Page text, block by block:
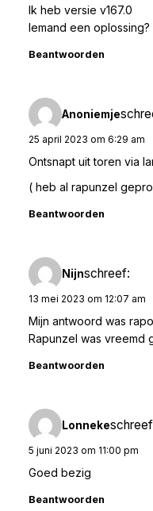
Ik heb versie v167.0
Iemand een oplossing?
Beantwoorden
Anoniemje
25 april 2023 om 6:29 am
Ontsnapt uit toren via
( heb al rapunzel
Beantwoorden
Nijnschreef:
13 mei 2023 om 12:07 am
Mijn antwoord was
Rapunzel was vreemd
Beantwoorden
Lonneke
5 juni 2023 om 11:00 pm
Goed bezig
Beantwoorden